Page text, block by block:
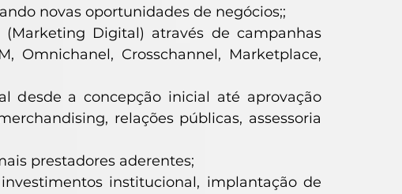
novas oportunidades de negócios;;
Digital) através de campanhas
Omnichanel, Crosschannel, Marketplace,
desde a concepção inicial até aprovação
relações públicas, assessoria
prestadores aderentes;
institucional, implantação de